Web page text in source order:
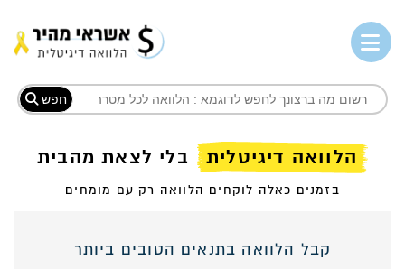
חפש
הלוואה דיגיטלית בלי לצאת מהבית
בזמנים כאלה לוקחים הלוואה רק עם מומחים
קבל הלוואה בתנאים הטובים ביותר